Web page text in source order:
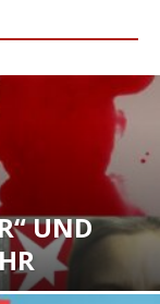
UND